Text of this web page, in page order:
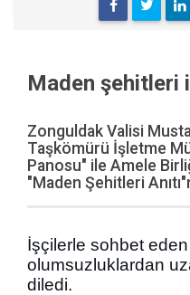
Maden şehitleri
Zonguldak Valisi
Taşkömürü İşletme
Panosu" ile Amele
"Maden Şehitleri
İşçilerle sohbet
olumsuzluklardan
diledi.